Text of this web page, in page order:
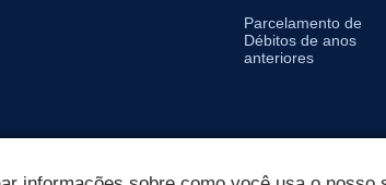
Parcelamento de
Débitos de anos
anteriores